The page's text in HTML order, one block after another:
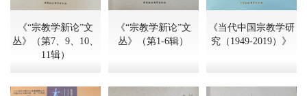
《“宗教学新论”文
丛》（第7、9、10、
11辑）
《“宗教学新论”文
丛》（第1-6辑）
《当代中国宗教学研
究（1949-2019）》